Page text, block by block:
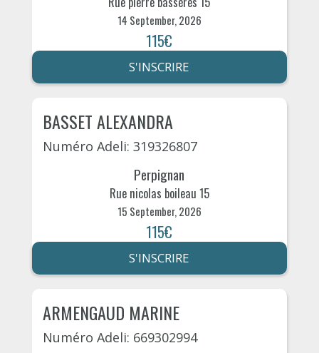
14 September, 2026
115€
S'INSCRIRE
BASSET ALEXANDRA
Numéro Adeli: 319326807
Perpignan
Rue nicolas boileau 15
15 September, 2026
115€
S'INSCRIRE
ARMENGAUD MARINE
Numéro Adeli: 669302994